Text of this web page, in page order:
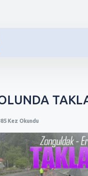
Kez Okundu